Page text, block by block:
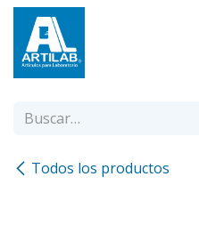
Ir al contenido
Todos los productos